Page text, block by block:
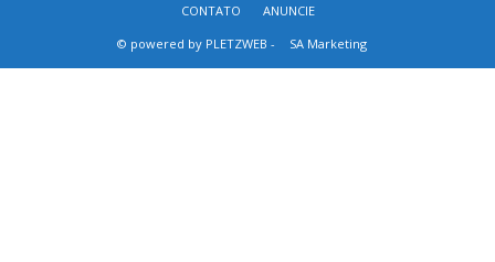
CONTATO
ANUNCIE
© powered by PLETZWEB -
SA Marketing